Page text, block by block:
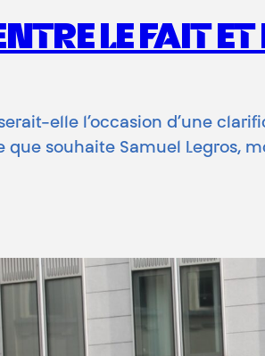
LE FAIT ET
elle l’occasion d’une
que souhaite Samuel Legros,